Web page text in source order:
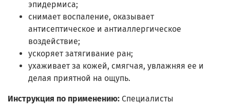
эпидермиса;
снимает воспаление, оказывает
антисептическое и антиаллергическое
воздействие;
ускоряет затягивание ран;
ухаживает за кожей, смягчая, увлажняя ее и
делая приятной на ощупь.
Инструкция по применению: Специалисты